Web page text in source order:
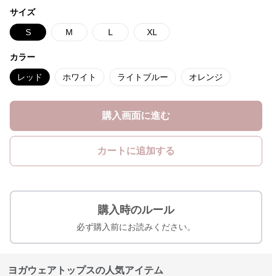
サイズ
S M L XL
カラー
レッド ホワイト ライトブルー オレンジ
購入画面に進む
カートに追加する
購入時のルール
必ず購入前にお読みください。
ヨガウェアトップスの人気アイテム